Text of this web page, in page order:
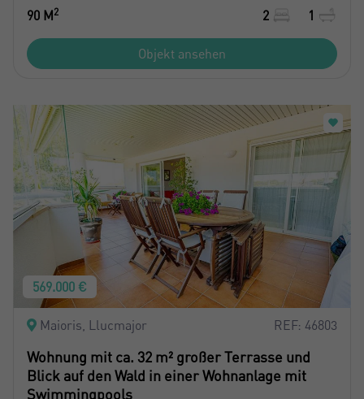
90 M2 2 1
Objekt ansehen
569.000 €
Maioris, Llucmajor REF: 46803
Wohnung mit ca. 32 m² großer Terrasse und
Blick auf den Wald in einer Wohnanlage mit
Swimmingpools